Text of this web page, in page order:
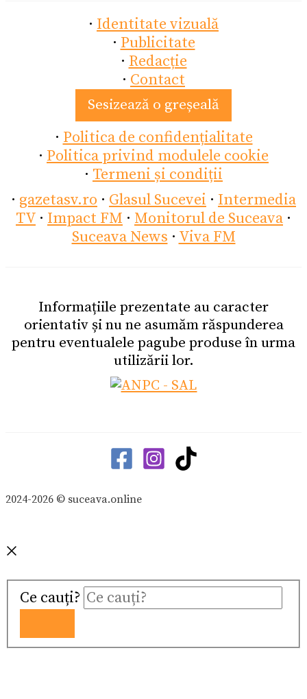
· Identitate vizuală
· Publicitate
· Redacție
· Contact
Sesizează o greșeală
· Politica de confidențialitate
· Politica privind modulele cookie
· Termeni și condiții
· gazetasv.ro · Glasul Sucevei · Intermedia
TV · Impact FM · Monitorul de Suceava ·
Suceava News · Viva FM
Informațiile prezentate au caracter
orientativ și nu ne asumăm răspunderea
pentru eventualele pagube produse în urma
utilizării lor.
2024-2026 © suceava.online
Ce cauți?